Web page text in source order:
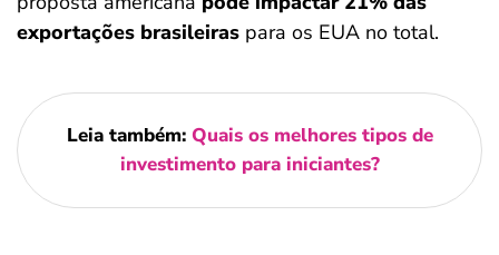
exportações brasileiras para os EUA no total.
Leia também: Quais os melhores tipos de
investimento para iniciantes?